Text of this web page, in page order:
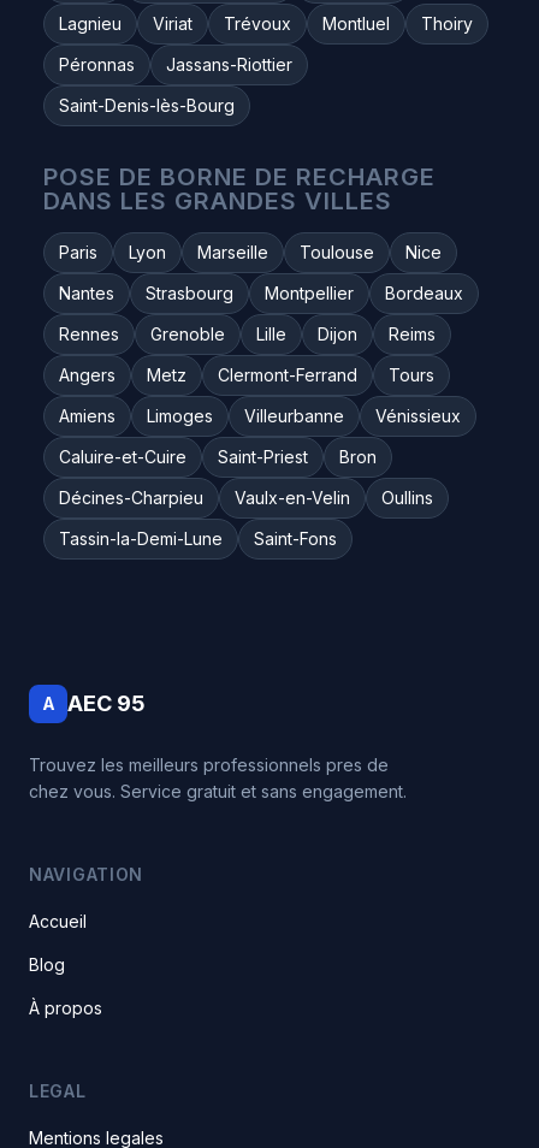
Lagnieu
Viriat Trévoux Montluel
Thoiry
Péronnas
Jassans-Riottier
Saint-Denis-lès-Bourg
POSE DE BORNE DE RECHARGE
DANS LES GRANDES VILLES
Paris Lyon Marseille Toulouse
Nice
Nantes
Strasbourg Montpellier
Bordeaux
Rennes
Grenoble Lille Dijon
Reims
Angers
Metz Clermont-Ferrand
Tours
Amiens
Limoges Villeurbanne
Vénissieux
Caluire-et-Cuire
Saint-Priest
Bron
Décines-Charpieu
Vaulx-en-Velin
Oullins
Tassin-la-Demi-Lune
Saint-Fons
A AEC 95
Trouvez les meilleurs professionnels pres de
chez vous. Service gratuit et sans engagement.
NAVIGATION
Accueil
Blog
À propos
LEGAL
Mentions legales